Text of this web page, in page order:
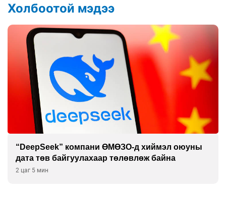
Холбоотой мэдээ
“DeepSeek” компани ӨМӨЗО-д хиймэл оюуны
дата төв байгуулахаар төлөвлөж байна
2 цаг 5 мин